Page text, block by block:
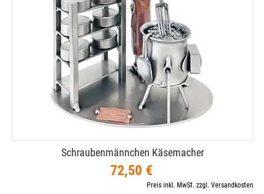
Schraubenmännchen Käsemacher
72,50 €
Preis inkl. MwSt. zzgl. Versandkosten